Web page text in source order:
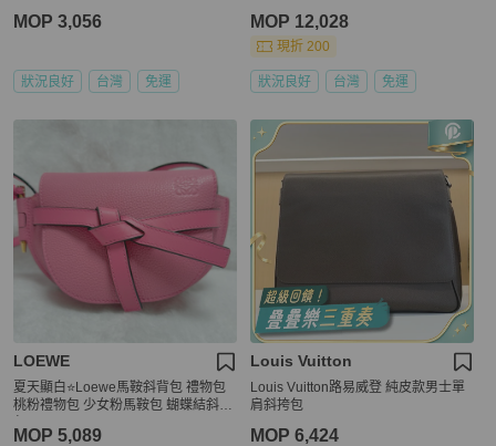
MOP 3,056
狀況良好 台灣 免運
MOP 12,028
現折 200
狀況良好 台灣 免運
LOEWE
夏天顯白⭐️Loewe馬鞍斜背包 禮物包
桃粉禮物包 少女粉馬鞍包 蝴蝶結斜背
MOP 5,089
Louis Vuitton
Louis Vuitton路易威登 純皮款男士單
肩斜挎包
MOP 6,424